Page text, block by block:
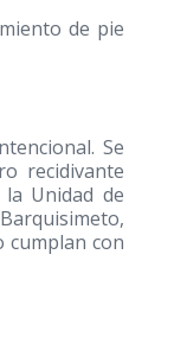
de pie
Se
recidivante
Unidad de
cumplan con